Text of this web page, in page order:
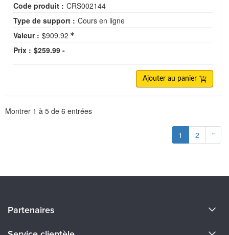
Code produit : CRS002144
Type de support : Cours en ligne
Valeur : $909.92
Prix : $259.99 -
Ajouter au panier
Montrer 1 à 5 de 6 entrées
1 2 "
À propos de nous
Partenaires
Certifications Evergreen